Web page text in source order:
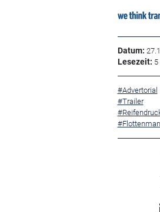
Datum:
Lesezeit:
#Advertorial
#Trailer